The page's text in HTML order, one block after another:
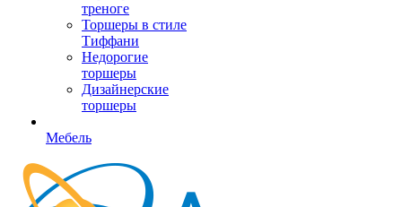
треноге
Торшеры в стиле
Тиффани
Недорогие
торшеры
Дизайнерские
торшеры
Мебель